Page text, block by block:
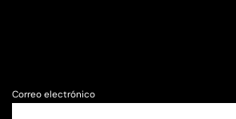
Correo electrónico